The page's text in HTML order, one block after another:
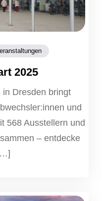
2025
Dresden bringt
und
568 Ausstellern und
– entdecke